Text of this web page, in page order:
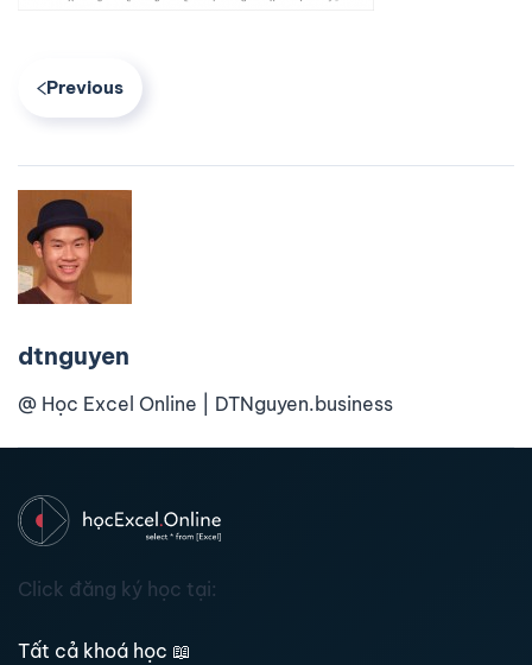
Previous
dtnguyen
@ Học Excel Online | DTNguyen.business
Click đăng ký học tại:
Tất cả khoá học 📖